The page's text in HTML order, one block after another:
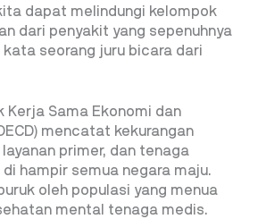
dapat melindungi kelompok
dari penyakit yang sepenuhnya
seorang juru bicara dari
Kerja Sama Ekonomi dan
mencatat kekurangan
primer, dan tenaga
hampir semua negara maju.
oleh populasi yang menua
mental tenaga medis.